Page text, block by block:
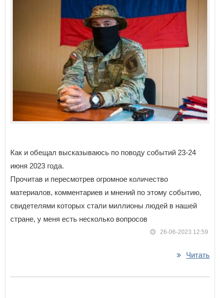
Как и обещал высказываюсь по поводу событий 23-24
июня 2023 года.
Прочитав и пересмотрев огромное количество
материалов, комментариев и мнений по этому событию,
свидетелями которых стали миллионы людей в нашей
стране, у меня есть несколько вопросов
26-06-2023 12:59
Читать